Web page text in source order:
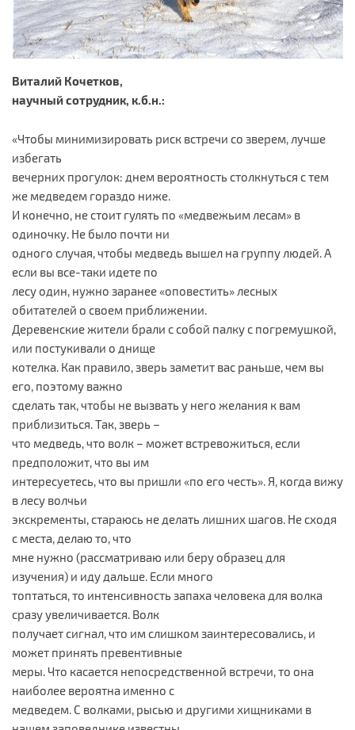
Виталий Кочетков,
научный сотрудник, к.б.н.:
«Чтобы минимизировать риск встречи со зверем, лучше
избегать
вечерних прогулок: днем вероятность столкнуться с тем
же медведем гораздо ниже.
И конечно, не стоит гулять по «медвежьим лесам» в
одиночку. Не было почти ни
одного случая, чтобы медведь вышел на группу людей. А
если вы все-таки идете по
лесу один, нужно заранее «оповестить» лесных
обитателей о своем приближении.
Деревенские жители брали с собой палку с погремушкой,
или постукивали о днище
котелка. Как правило, зверь заметит вас раньше, чем вы
его, поэтому важно
сделать так, чтобы не вызвать у него желания к вам
приблизиться. Так, зверь –
что медведь, что волк – может встревожиться, если
предположит, что вы им
интересуетесь, что вы пришли «по его честь». Я, когда вижу
в лесу волчьи
экскременты, стараюсь не делать лишних шагов. Не сходя
с места, делаю то, что
мне нужно (рассматриваю или беру образец для
изучения) и иду дальше. Если много
топтаться, то интенсивность запаха человека для волка
сразу увеличивается. Волк
получает сигнал, что им слишком заинтересовались, и
может принять превентивные
меры. Что касается непосредственной встречи, то она
наиболее вероятна именно с
медведем. С волками, рысью и другими хищниками в